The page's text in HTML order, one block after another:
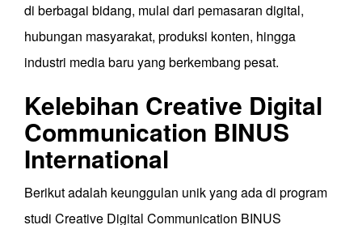
di berbagai bidang, mulai dari pemasaran digital,
hubungan masyarakat, produksi konten, hingga
industri media baru yang berkembang pesat.
Kelebihan Creative Digital
Communication BINUS
International
Berikut adalah keunggulan unik yang ada di program
studi Creative Digital Communication BINUS